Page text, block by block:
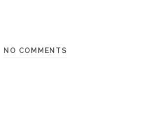
NO COMMENTS